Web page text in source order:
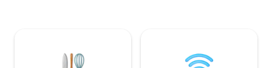
สงบที่ 1 กม. ใช้เวล